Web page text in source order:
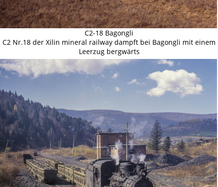
C2-18 Bagongli
C2 Nr.18 der Xilin mineral railway dampft bei Bagongli mit einem
Leerzug bergwärts